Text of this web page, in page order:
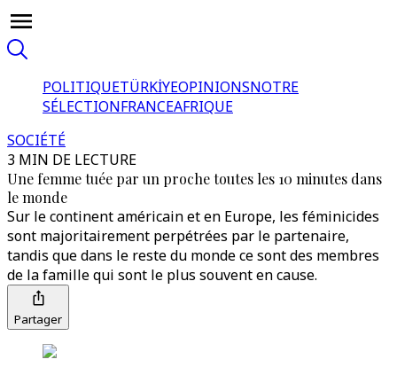
POLITIQUETÜRKİYEOPINIONSNOTRE
SÉLECTIONFRANCEAFRIQUE
SOCIÉTÉ
3 MIN DE LECTURE
Une femme tuée par un proche toutes les 10 minutes dans
le monde
Sur le continent américain et en Europe, les féminicides
sont majoritairement perpétrées par le partenaire,
tandis que dans le reste du monde ce sont des membres
de la famille qui sont le plus souvent en cause.
Partager